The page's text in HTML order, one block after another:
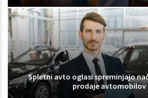
Spletni avto oglasi spreminjajo
prodaje avtomobilov